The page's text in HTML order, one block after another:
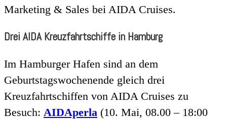
Marketing & Sales bei AIDA Cruises.
Drei AIDA Kreuzfahrtschiffe in Hamburg
Im Hamburger Hafen sind an dem
Geburtstagswochenende gleich drei
Kreuzfahrtschiffen von AIDA Cruises zu
Besuch: AIDAperla (10. Mai, 08.00 – 18:00